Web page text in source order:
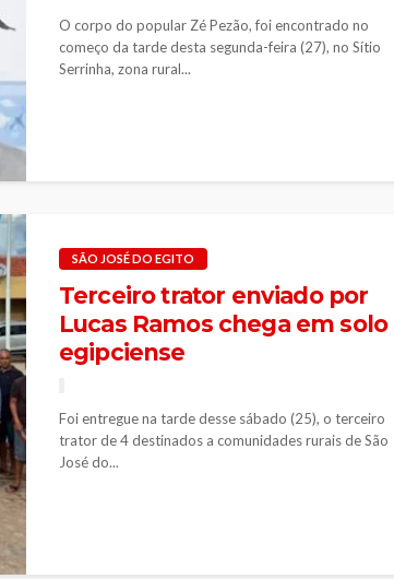
O corpo do popular Zé Pezão, foi encontrado no
começo da tarde desta segunda-feira (27), no Sítio
Serrinha, zona rural...
SÃO JOSÉ DO EGITO
Terceiro trator enviado por
Lucas Ramos chega em solo
egipciense
Foi entregue na tarde desse sábado (25), o terceiro
trator de 4 destinados a comunidades rurais de São
José do...